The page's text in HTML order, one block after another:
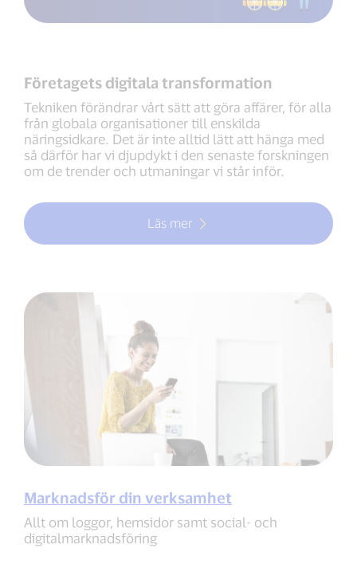
Företagets digitala transformation
Tekniken förändrar vårt sätt att göra affärer, för alla
från globala organisationer till enskilda
näringsidkare. Det är inte alltid lätt att hänga med
så därför har vi djupdykt i den senaste forskningen
om de trender och utmaningar vi står inför.
Läs mer
Marknadsför din verksamhet
Allt om loggor, hemsidor samt social- och
digitalmarknadsföring